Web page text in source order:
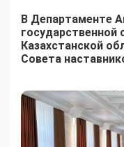
В Департаменте
Казахстанской
Совета